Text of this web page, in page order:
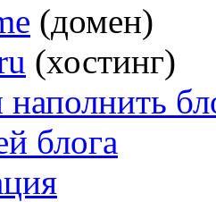
(домен)
(хостинг)
наполнить
блога